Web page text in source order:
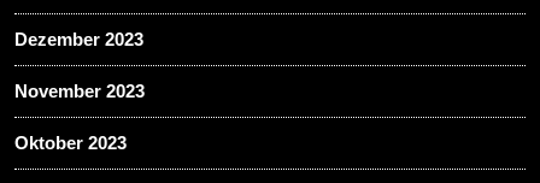
Dezember 2023
November 2023
Oktober 2023